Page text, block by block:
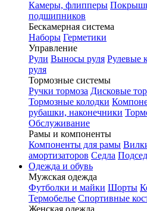
Камеры, флипперы
подшипников
Бескамерная система
Наборы Герметики
Управление
Рули Выносы руля Рулевые
руля
Тормозные системы
Ручки тормоза Дисковые
Тормозные колодки
рубашки, наконечники
Обслуживание
Рамы и компоненты
Компоненты для рамы
амортизаторов Седла
Одежда и обувь
Мужская одежда
Футболки и майки Шорты
Термобелье Спортивные